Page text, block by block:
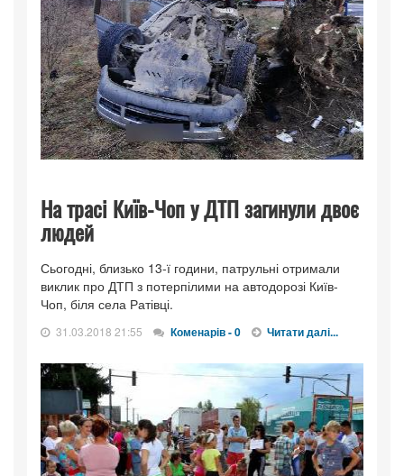
На трасі Київ-Чоп у ДТП загинули двоє
людей
Сьогодні, близько 13-ї години, патрульні отримали
виклик про ДТП з потерпілими на автодорозі Київ-
Чоп, біля села Ратівці.
31.03.2018 21:55 Коменарів - 0 Читати далі...